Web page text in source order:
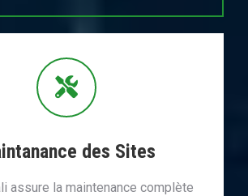
des Sites
assure la maintenance complète